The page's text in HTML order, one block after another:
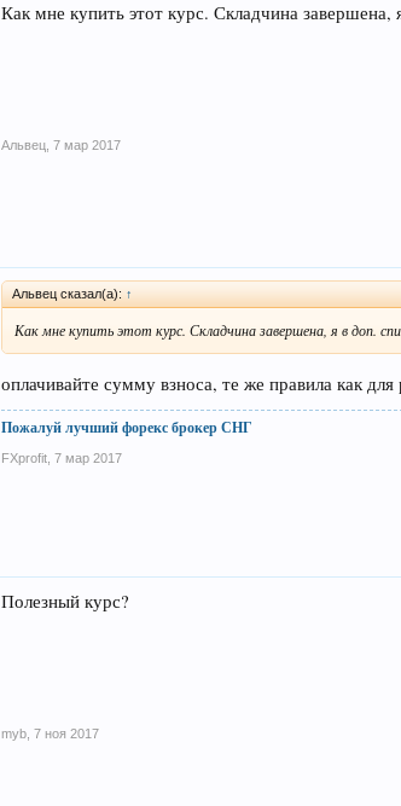
Как мне купить этот курс. Складчина
Альвец 7 мар 2017
Альвец сказал(а): ↑
Как мне купить этот курс. Складчина завершена, я в доп.
оплачивайте сумму взноса, те же правила как для
Пожалуй лучший форекс брокер СНГ
FXprofit 7 мар 2017
Полезный курс?
myb 7 ноя 2017